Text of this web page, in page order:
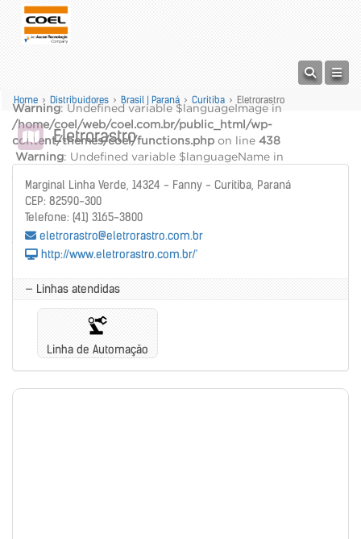
Warning: Undefined variable $languageImage in
/home/coel/web/coel.com.br/public_html/wp-
content/themes/coel/functions.php on line 438
Warning: Undefined variable $languageName in
content/themes/coel/functions.php on line439
alt="" />
Warning: Undefined variable $languageName in
/home/coel/web/coel.com.br/public_html/wp-
content/themes/coel/functions.php
Home > Distribuidores > Brasil | Paraná > Curitiba > Eletrorastro
Eletrorastro
Marginal Linha Verde, 14324 - Fanny - Curitiba, Paraná
CEP: 82590-300
Telefone: (41) 3165-3800
eletrorastro@eletrorastro.com.br
http://www.eletrorastro.com.br/'
— Linhas atendidas
Linha de Automação